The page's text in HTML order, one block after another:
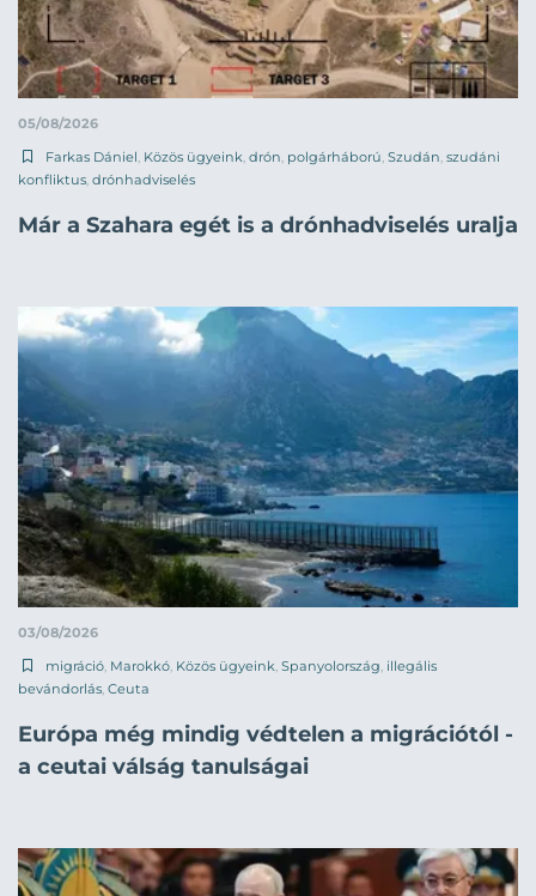
05/08/2026
Farkas Dániel Közös ügyeink drón polgárháború Szudán szudáni
konfliktus drónhadviselés
Már a Szahara egét is a drónhadviselés uralja
03/08/2026
migráció, Marokkó, Közös ügyeink, Spanyolország, illegális
bevándorlás, Ceuta
Európa még mindig védtelen a migrációtól -
a ceutai válság tanulságai